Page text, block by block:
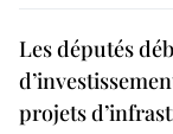
Les députés
projets